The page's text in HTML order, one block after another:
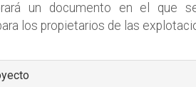
un documento en el que
los propietarios de las